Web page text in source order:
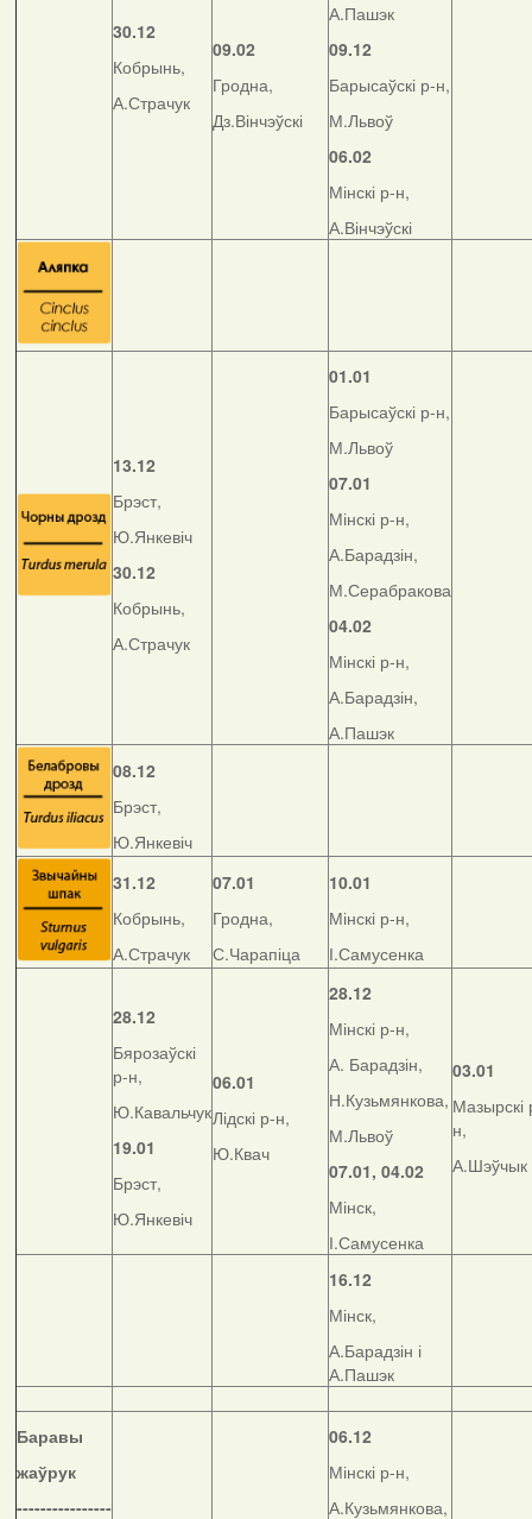
30.12
Кобрынь,
А.Страчук
09.02
Гродна,
Дз.Вінчэўскі
А.Пашэк
09.12
Барысаўскі р-н,
М.Львоў
06.02
Мінскі р-н,
А.Вінчэўскі
13.12
Брэст,
Ю.Янкевіч
30.12
Кобрынь,
А.Страчук
01.01
Барысаўскі р-н,
М.Львоў
07.01
Мінскі р-н,
А.Барадзін,
М.Серабракова
04.02
Мінскі р-н,
А.Барадзін,
А.Пашэк
08.12
Брэст,
Ю.Янкевіч
31.12
Кобрынь,
А.Страчук
07.01
Гродна,
С.Чарапіца
10.01
Мінскі р-н,
І.Самусенка
28.12
Бярозаўскі
р-н,
Ю.Кавальчук
19.01
Брэст,
Ю.Янкевіч
06.01
Лідскі р-н,
Ю.Квач
28.12
Мінскі р-н,
А. Барадзін,
Н.Кузьмянкова,
М.Львоў
07.01, 04.02
Мінск,
І.Самусенка
03.01
Мазырскі
н,
А.Шэўчык
16.12
Мінск,
А.Барадзін і
А.Пашэк
Баравы
жаўрук
----------------
06.12
Мінскі р-н,
А.Кузьмянкова,